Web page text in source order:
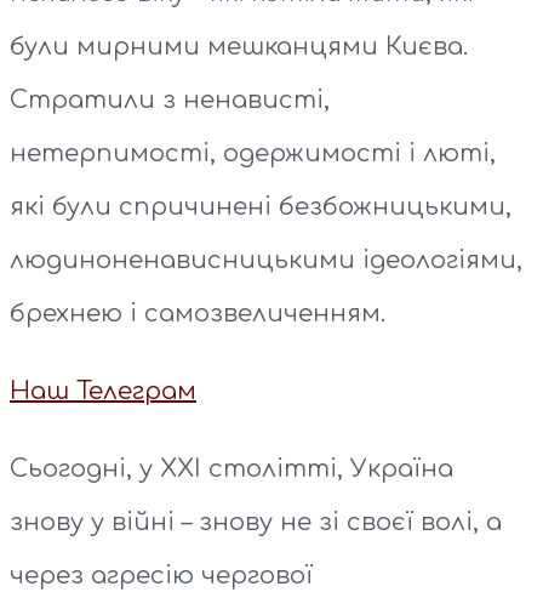
були мирними мешканцями Києва.
Стратили з ненависті,
нетерпимості, одержимості і люті,
які були спричинені безбожницькими,
людиноненависницькими ідеологіями,
брехнею і самозвеличенням.
Наш Телеграм
Сьогодні, у ХХІ столітті, Україна
знову у війні – знову не зі своєї волі, а
через агресію чергової